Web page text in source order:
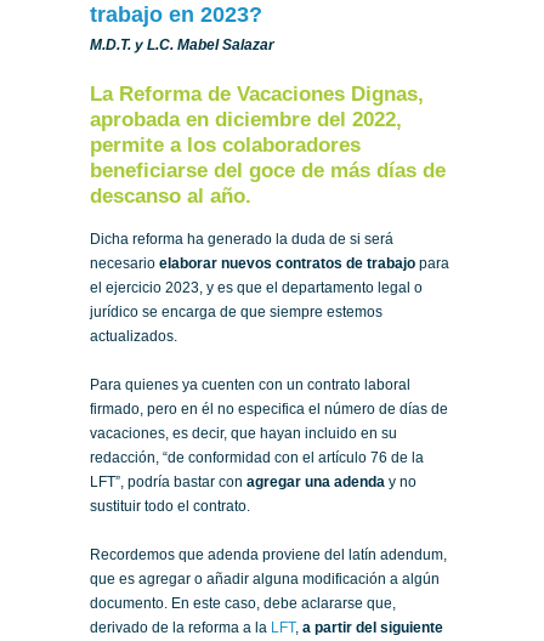
trabajo en 2023?
M.D.T. y L.C. Mabel Salazar
La Reforma de Vacaciones Dignas,
aprobada en diciembre del 2022,
permite a los colaboradores
beneficiarse del goce de más días de
descanso al año.
Dicha reforma ha generado la duda de si será
necesario elaborar nuevos contratos de trabajo para
el ejercicio 2023, y es que el departamento legal o
jurídico se encarga de que siempre estemos
actualizados.
Para quienes ya cuenten con un contrato laboral
firmado, pero en él no especifica el número de días de
vacaciones, es decir, que hayan incluido en su
redacción, “de conformidad con el artículo 76 de la
LFT”, podría bastar con agregar una adenda y no
sustituir todo el contrato.
Recordemos que adenda proviene del latín adendum,
que es agregar o añadir alguna modificación a algún
documento. En este caso, debe aclararse que,
derivado de la reforma a la LFT, a partir del siguiente